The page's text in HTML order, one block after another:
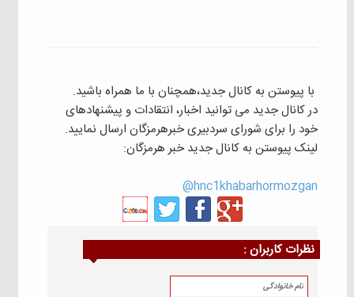
با پیوستن به کانال جدید،همچنان با ما همراه باشید.
در کانال جدید می توانید اخبار، انتقادات و پیشنهادهای
خود را برای شورای سردبیری خبرهرمزگان ارسال نمایید.
لینک پیوستن به کانال جدید خبر هرمزگان:
hnc1khabarhormozgan@
نظرات كاربران :